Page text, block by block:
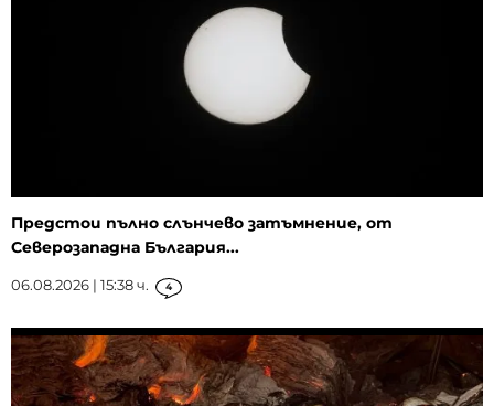
Предстои пълно слънчево затъмнение, от
Северозападна България...
06.08.2026 | 15:38 ч. 4